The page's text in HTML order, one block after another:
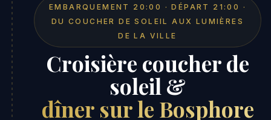
EMBARQUEMENT 20:00 · DÉPART 21:00 ·
DU COUCHER DE SOLEIL AUX LUMIÈRES
DE LA VILLE
Croisière coucher de
soleil &
dîner sur le Bosphore